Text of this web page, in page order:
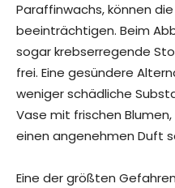
Paraffinwachs, können
beeinträchtigen. Beim
sogar krebserregende
frei. Eine gesündere
weniger schädliche
Vase mit frischen
einen angenehmen Duft
Eine der größten